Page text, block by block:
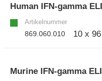
Human IFN-gamma
Artikelnummer
869.060.010 10 x
Murine IFN-gamma